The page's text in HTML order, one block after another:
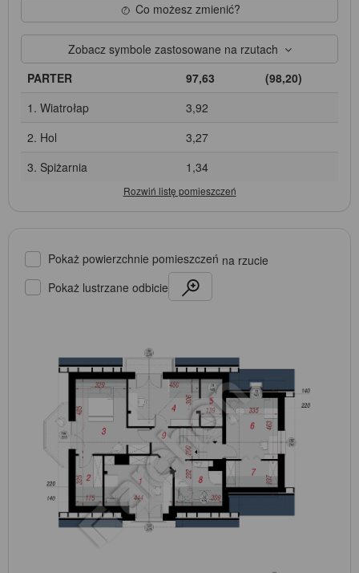
Co możesz zmienić?
Zobacz symbole zastosowane na rzutach
PARTER
97,63
(98,20)
1. Wiatrołap
3,92
2. Hol
3,27
3. Spiżarnia
1,34
Pokaż powierzchnie pomieszczeń na rzucie
Pokaż lustrzane odbicie